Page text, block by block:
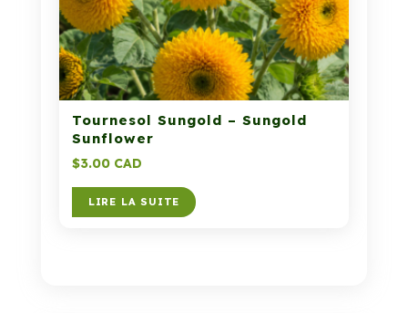
Tournesol Sungold – Sungold
Sunflower
$3.00 CAD
LIRE LA SUITE